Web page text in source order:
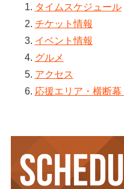
タイムスケジュール
チケット情報
イベント情報
グルメ
アクセス
応援エリア・横断